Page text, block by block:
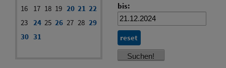
16
17 18 19 20 21 22
23 24 25 26 27 28 29
30 31
bis:
reset